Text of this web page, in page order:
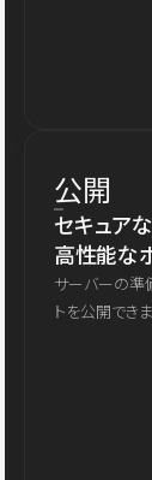
公開
セキュア
高性能な
サーバーの準
トを公開できま